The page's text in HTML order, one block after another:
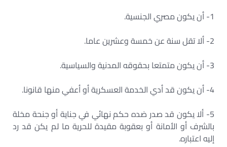
1- أن يكون مصري الجنسية.
2- ألا تقل سنة عن خمسة وعشرين عاما.
3- أن يكون متمتعا بحقوقه المدنية والسياسية.
4- أن يكون قد أدي الخدمة العسكرية أو أعفي منها قانونا.
5- ألا يكون قد صدر ضده حكم نهائي في جناية أو جنحة مخلة
بالشرف أو الأمانة أو بعقوبة مقيدة للحرية ما لم يكن قد رد
إليه اعتباره.